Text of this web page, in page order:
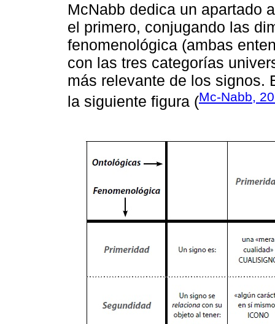
McNabb dedica un apartado
el primero, conjugando las
fenomenológica (ambas
con las tres categorías
más relevante de los signos.
la siguiente figura (Mc-Nabb,